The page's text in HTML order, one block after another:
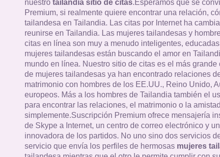
nuestro tailandia sitio de citas.Esperamos que se
Premium, si realmente quiere encontrar una relación,
tailandesa en Tailandia. Las citas por Internet ha
reunirse en Tailandia. Las mujeres tailandesas y
citas en línea son muy a menudo inteligentes,
mujeres tailandesas están buscando el amor en
mundo en línea. Nuestro sitio de citas es el más grande
de mujeres tailandesas ya han encontrado relaciones
matrimonio con hombres de los EE.UU., Reino Unido,
europeos. Más a los hombres de Tailandia también el
para encontrar las relaciones, el matrimonio o la
simplemente.Suscripción Premium ofrece mensajería
de Skype a Internet, un centro de correo electrónico y
innovadora de los partidos. No uno sino dos servicios
servicio que envía los perfiles de hermosas mujeres